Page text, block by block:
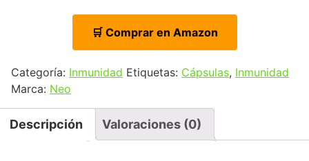
🛒 Comprar en Amazon
Categoría: Inmunidad Etiquetas: Cápsulas, Inmunidad
Marca: Neo
Descripción Valoraciones (0)